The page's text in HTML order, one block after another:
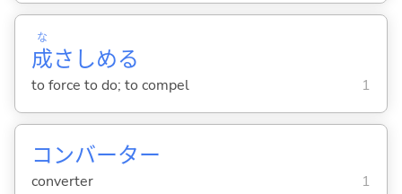
成
な
さしめる
to force to do; to compel 1
コンバーター
converter 1